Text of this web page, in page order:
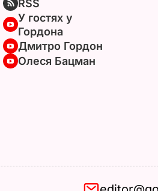
RSS
У гостях у
Гордона
Дмитро Гордон
Олеся Бацман